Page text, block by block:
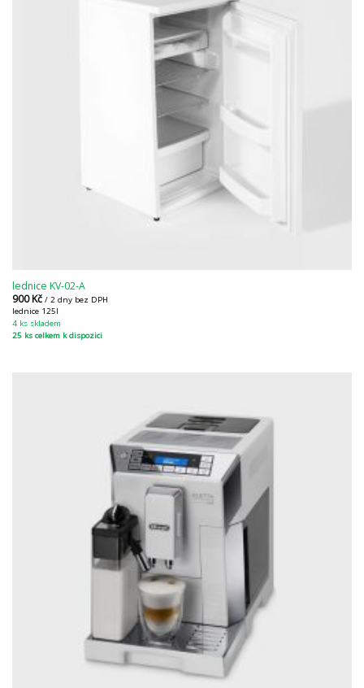
lednice KV-02-A
900Kč / 2 dny bez DPH
lednice 125l
4 ks skladem
25 ks celkem k dispozici